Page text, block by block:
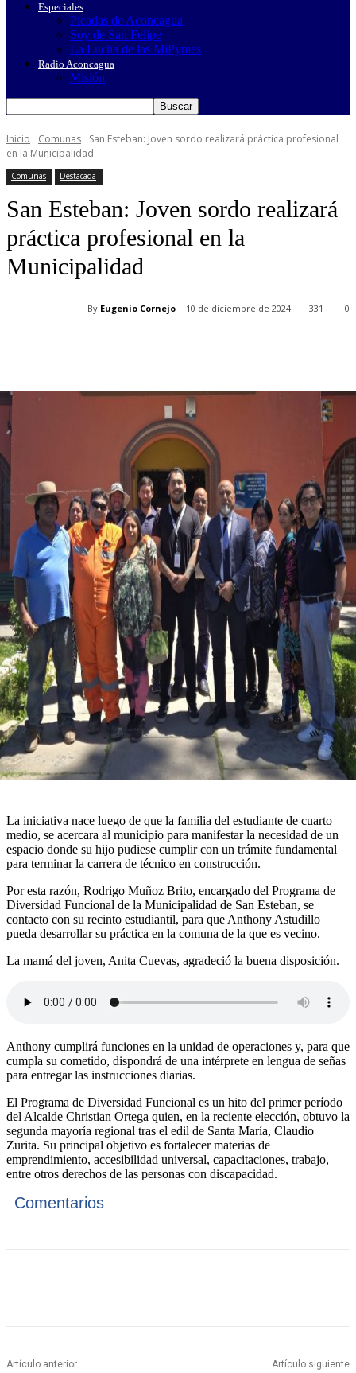
Especiales
Picadas de Aconcagua
Soy de San Felipe
La Lucha de las MiPymes
Radio Aconcagua
Misión
Inicio Comunas
San Esteban: Joven sordo realizará práctica profesional
en la Municipalidad
Comunas Destacada
San Esteban: Joven sordo realizará
práctica profesional en la
Municipalidad
By Eugenio Cornejo 10 de diciembre de 2024 0
331
La iniciativa nace luego de que la familia del estudiante de cuarto
medio, se acercara al municipio para manifestar la necesidad de un
espacio donde su hijo pudiese cumplir con un trámite fundamental
para terminar la carrera de técnico en construcción.
Por esta razón, Rodrigo Muñoz Brito, encargado del Programa de
Diversidad Funcional de la Municipalidad de San Esteban, se
contacto con su recinto estudiantil, para que Anthony Astudillo
pueda desarrollar su práctica en la comuna de la que es vecino.
La mamá del joven, Anita Cuevas, agradeció la buena disposición.
Anthony cumplirá funciones en la unidad de operaciones y, para que
cumpla su cometido, dispondrá de una intérprete en lengua de señas
para entregar las instrucciones diarias.
El Programa de Diversidad Funcional es un hito del primer período
del Alcalde Christian Ortega quien, en la reciente elección, obtuvo la
segunda mayoría regional tras el edil de Santa María, Claudio
Zurita. Su principal objetivo es fortalecer materias de
emprendimiento, accesibilidad universal, capacitaciones, trabajo,
entre otros derechos de las personas con discapacidad.
Comentarios
Artículo anterior Artículo siguiente